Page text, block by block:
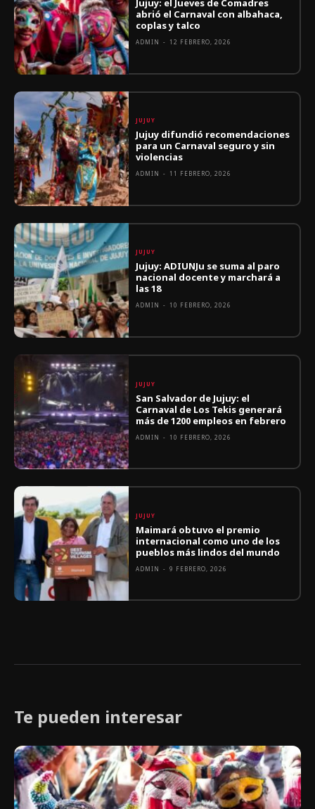
Jujuy: el Jueves de Comadres
abrió el Carnaval con albahaca,
coplas y talco
ADMIN - 12 FEBRERO, 2026
JUJUY
Jujuy difundió recomendaciones
para un Carnaval seguro y sin
violencias
ADMIN - 11 FEBRERO, 2026
JUJUY
Jujuy: ADIUNJu se suma al paro
nacional docente y marchará a
las 18
ADMIN - 10 FEBRERO, 2026
JUJUY
San Salvador de Jujuy: el
Carnaval de Los Tekis generará
más de 1200 empleos en febrero
ADMIN - 10 FEBRERO, 2026
JUJUY
Maimará obtuvo el premio
internacional como uno de los
pueblos más lindos del mundo
ADMIN - 9 FEBRERO, 2026
Te pueden interesar